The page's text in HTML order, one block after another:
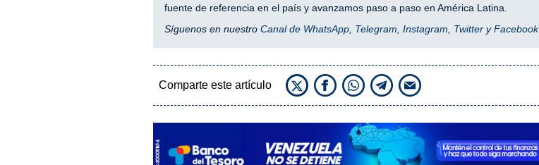
fuente de referencia en el país y avanzamos paso a paso en América Latina.
Síguenos en nuestro Canal de WhatsApp, Telegram, Instagram, TwitteryFacebook
Comparte este artículo